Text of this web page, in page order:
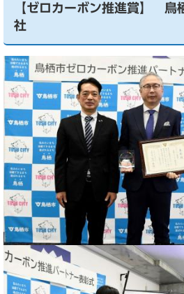
【ゼロカーボン推進賞】 鳥
社